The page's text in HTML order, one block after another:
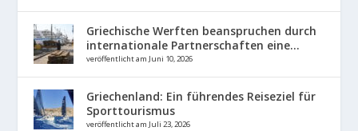
Griechische Werften beanspruchen durch
internationale Partnerschaften eine...
veröffentlicht am Juni 10, 2026
Griechenland: Ein führendes Reiseziel für
Sporttourismus
veröffentlicht am Juli 23, 2026